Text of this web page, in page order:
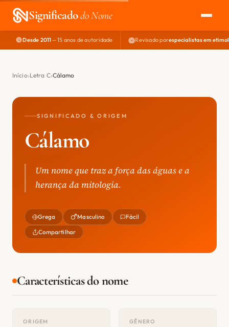
Significadodo Nome
EXPLORAR
NOME PERFEITO
Desde 2011— 15 anos de autoridade Revisado porespecialistas em
Início Letra C Cálamo
SIGNIFICADO & ORIGEM
Cálamo
Um nome que traz a força das águas e a
herança da mitologia.
Grega Masculino Fácil
Compartilhar
Características do nome
ORIGEM GÊNERO